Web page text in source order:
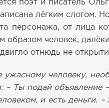
поэт и писатель
лёгким слогом.
персонажа, от лица
образом человек,
отнюдь не
человеку,
– Ты подай объявление
и есть деньги.